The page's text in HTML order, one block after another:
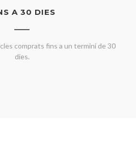
A 30 DIES
comprats fins a un termini de 30
dies.